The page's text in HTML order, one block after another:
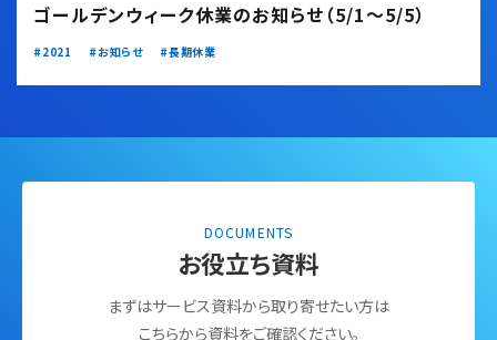
ゴールデンウィーク休業のお知らせ（5/1～5/5）
2021 お知らせ 長期休業
DOCUMENTS
お役立ち資料
まずはサービス資料から取り寄せたい方は
こちらから資料をご確認ください。